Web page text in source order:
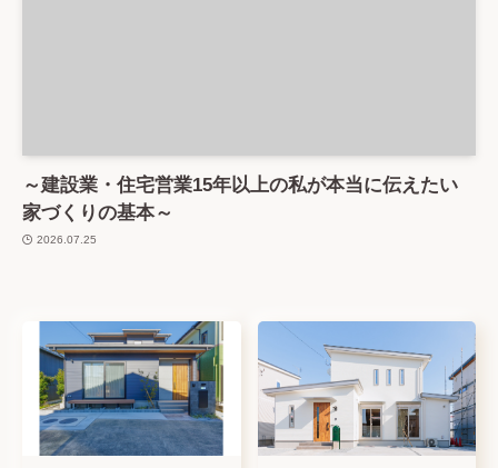
～建設業・住宅営業15年以上の私が本当に伝えたい
家づくりの基本～
2026.07.25